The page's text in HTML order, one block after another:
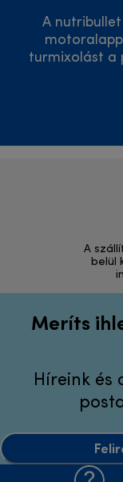
A
turmixolást a
A
belül
Meríts
Híreink és